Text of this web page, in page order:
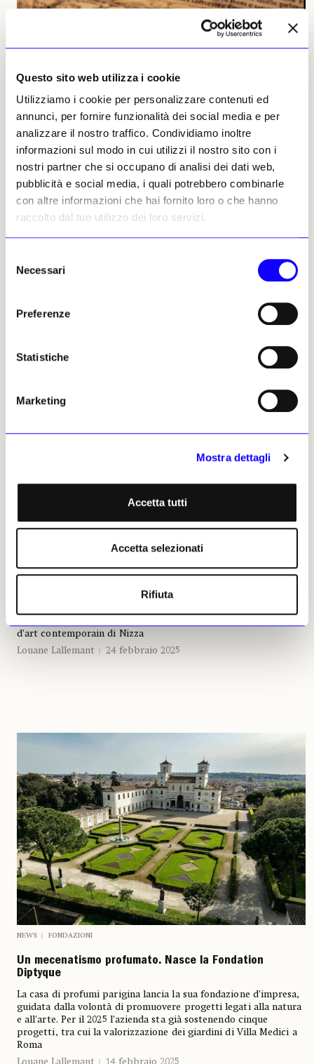
Questo sito web utilizza i cookie
Utilizziamo i cookie per personalizzare contenuti ed
annunci, per fornire funzionalità dei social media e per
analizzare il nostro traffico. Condividiamo inoltre
informazioni sul modo in cui utilizzi il nostro sito con i
nostri partner che si occupano di analisi dei dati web,
pubblicità e social media, i quali potrebbero combinarle
con altre informazioni che hai fornito loro o che hanno
raccolto dal tuo utilizzo dei loro servizi.
delNecessari
Preferenze
Statistiche
Marketing
Mostra dettagli
Accetta tutti
Accetta selezionati
Rifiuta
NEWS BIBLIOTECHE
Tredicimila volumi in dono al Kunsthistorisches Institut
di Firenze
L’istituto di storia dell’arte tedesco ha ricevuto la Biblioteca
sempre a Firenze, a disposizione degli studiosi di varie
discipline, di storia del libro, della stampa e di bibliofilia
NEWS FONDAZIONI
Hélène Guenin dirigerà la Fondation Yves Klein di Parigi
d’art contemporain di Nizza
Louane Lallemant
24 febbraio 2025
NEWS FONDAZIONI
Un mecenatismo profumato. Nasce la Fondation
Diptyque
La casa di profumi parigina lancia la sua fondazione d’impresa,
guidata dalla volontà di promuovere progetti legati alla natura
e all'arte. Per il 2025 l’azienda sta già sostenendo cinque
progetti, tra cui la valorizzazione dei giardini di Villa Medici a
Roma